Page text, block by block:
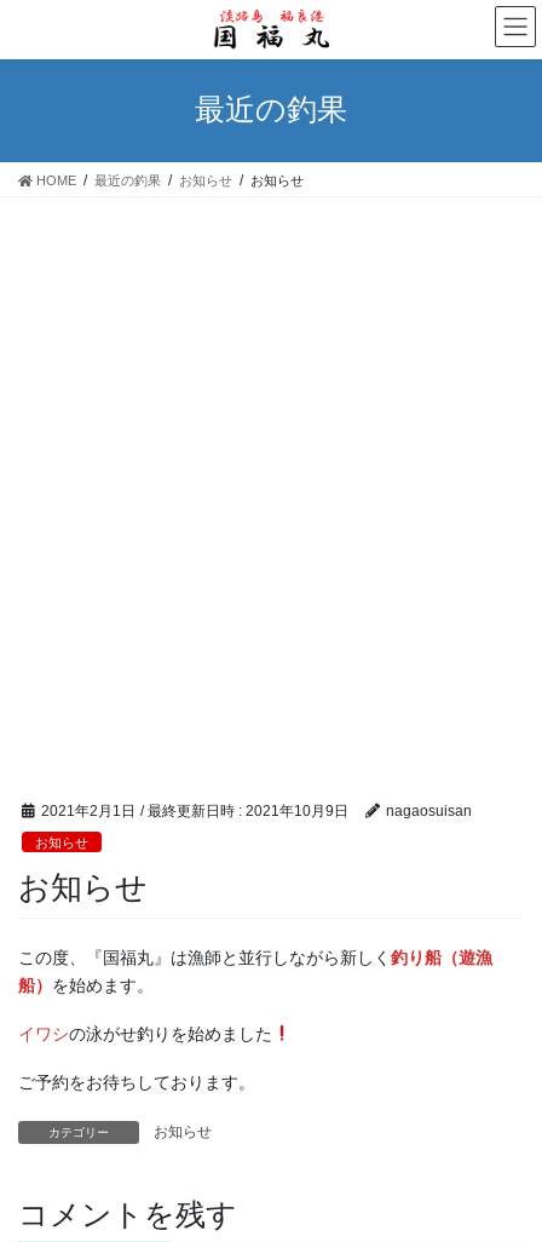
テ
ス
ゲ
ン
最近の釣果
HOME 最近の釣果 お知らせ お知らせ
2021年2月1日 / 最終更新日時 : 2021年10月9日 nagaosuisan
お知らせ
お知らせ
この度、『国福丸』は漁師と並行しながら新しく 釣り船（遊漁
船） を始めます。
イワシの泳がせ釣りを始めました
ご予約をお待ちしております。
カテゴリー お知らせ
コメントを残す